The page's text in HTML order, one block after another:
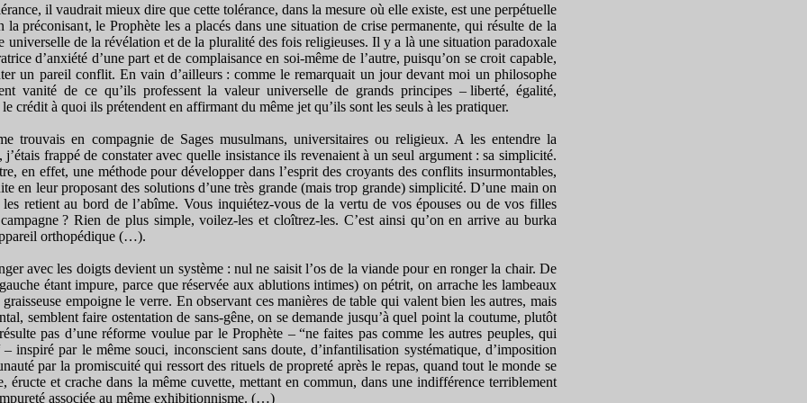
il vaudrait mieux dire que cette tolérance, dans la mesure où elle existe, est une perpétuelle
préconisant, le Prophète les a placés dans une situation de crise permanente, qui résulte de la
universelle de la révélation et de la pluralité des fois religieuses. Il y a là une situation paradoxale
d’anxiété d’une part et de complaisance en soi-même de l’autre, puisqu’on se croit capable,
un pareil conflit. En vain d’ailleurs : comme le remarquait un jour devant moi un philosophe
vanité de ce qu’ils professent la valeur universelle de grands principes – liberté, égalité,
crédit à quoi ils prétendent en affirmant du même jet qu’ils sont les seuls à les pratiquer.
en compagnie de Sages musulmans, universitaires ou religieux. A les entendre la
frappé de constater avec quelle insistance ils revenaient à un seul argument : sa simplicité.
en effet, une méthode pour développer dans l’esprit des croyants des conflits insurmontables,
en leur proposant des solutions d’une très grande (mais trop grande) simplicité. D’une main on
retient au bord de l’abîme. Vous inquiétez-vous de la vertu de vos épouses ou de vos filles
? Rien de plus simple, voilez-les et cloîtrez-les. C’est ainsi qu’on en arrive au burka
orthopédique (…).
avec les doigts devient un système : nul ne saisit l’os de la viande pour en ronger la chair. De
étant impure, parce que réservée aux ablutions intimes) on pétrit, on arrache les lambeaux
empoigne le verre. En observant ces manières de table qui valent bien les autres, mais
semblent faire ostentation de sans-gêne, on se demande jusqu’à quel point la coutume, plutôt
pas d’une réforme voulue par le Prophète – “ne faites pas comme les autres peuples, qui
inspiré par le même souci, inconscient sans doute, d’infantilisation systématique, d’imposition
par la promiscuité qui ressort des rituels de propreté après le repas, quand tout le monde se
éructe et crache dans la même cuvette, mettant en commun, dans une indifférence terriblement
associée au même exhibitionnisme. (…)